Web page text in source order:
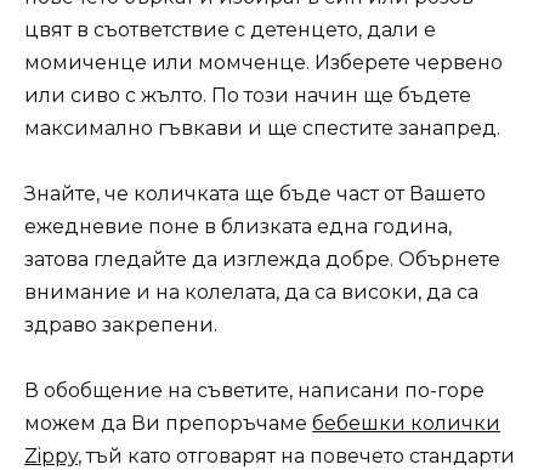
цвят в съответствие с детенцето, дали е
момиченце или момченце. Изберете червено
или сиво с жълто. По този начин ще бъдете
максимално гъвкави и ще спестите занапред.
Знайте, че количката ще бъде част от Вашето
ежедневие поне в близката една година,
затова гледайте да изглежда добре. Обърнете
внимание и на колелата, да са високи, да са
здраво закрепени.
В обобщение на съветите, написани по-горе
можем да Ви препоръчаме бебешки колички
Zippy, тъй като отговарят на повечето стандарти